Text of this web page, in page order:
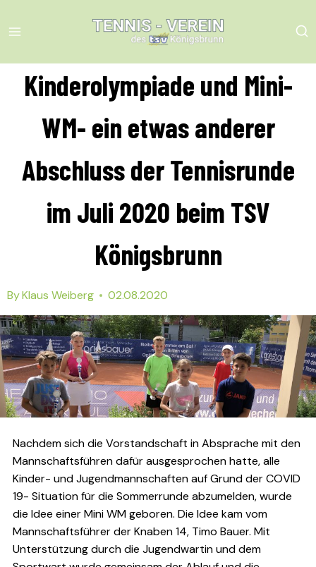
to
Kinderolympiade und Mini-
WM- ein etwas anderer
Abschluss der Tennisrunde
im Juli 2020 beim TSV
Königsbrunn
ByKlaus Weiberg 02.08.2020
Nachdem sich die Vorstandschaft in Absprache mit den
Mannschaftsführen dafür ausgesprochen hatte, alle
Kinder- und Jugendmannschaften auf Grund der COVID
19- Situation für die Sommerrunde abzumelden, wurde
die Idee einer Mini WM geboren. Die Idee kam vom
Mannschaftsführer der Knaben 14, Timo Bauer. Mit
Unterstützung durch die Jugendwartin und dem